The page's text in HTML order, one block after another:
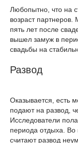
Любопытно, что на
возраст
пять лет после
вышел замуж в
свадьбы на
Развод
Оказывается, есть
подают на развод,
Исследователи
периода отдыха. Во
считают развод